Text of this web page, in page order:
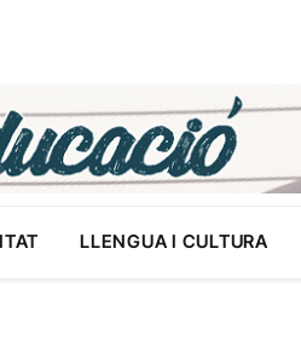
LLENGUA I CULTURA